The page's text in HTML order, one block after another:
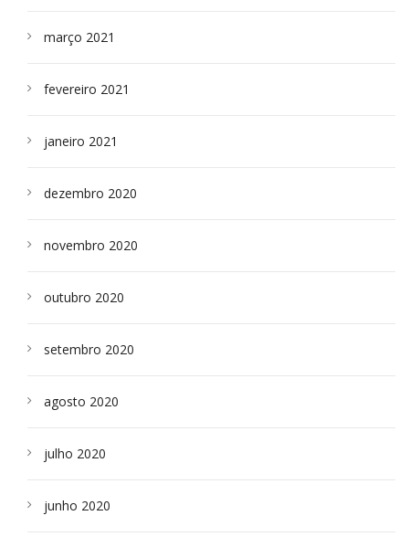
março 2021
fevereiro 2021
janeiro 2021
dezembro 2020
novembro 2020
outubro 2020
setembro 2020
agosto 2020
julho 2020
junho 2020